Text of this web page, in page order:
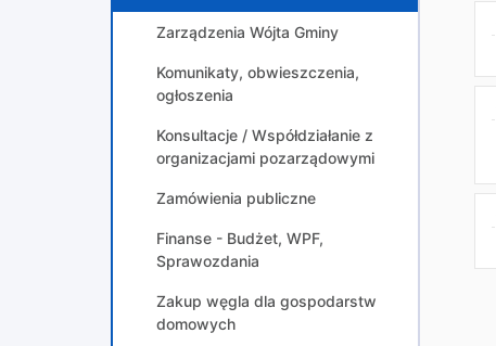
Zarządzenia Wójta Gminy
Komunikaty, obwieszczenia,
ogłoszenia
Konsultacje / Współdziałanie z
organizacjami pozarządowymi
Zamówienia publiczne
Finanse - Budżet, WPF,
Sprawozdania
Zakup węgla dla gospodarstw
domowych